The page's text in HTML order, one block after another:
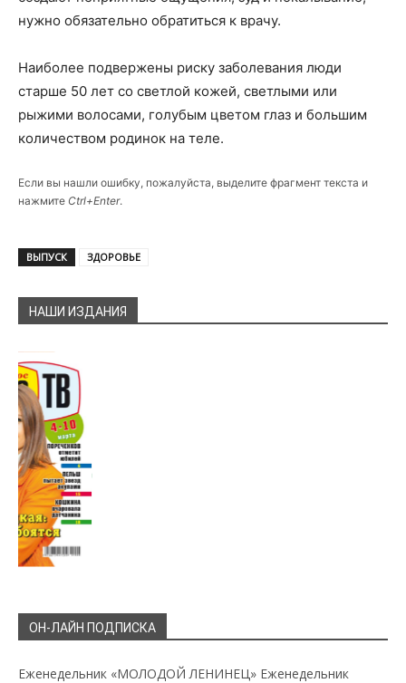
нужно обязательно обратиться к врачу.
Наиболее подвержены риску заболевания люди
старше 50 лет со светлой кожей, светлыми или
рыжими волосами, голубым цветом глаз и большим
количеством родинок на теле.
Если вы нашли ошибку, пожалуйста, выделите фрагмент текста и
нажмите Ctrl+Enter.
ВЫПУСК ЗДОРОВЬЕ
НАШИ ИЗДАНИЯ
ОН-ЛАЙН ПОДПИСКА
Еженедельник «МОЛОДОЙ ЛЕНИНЕЦ» Еженедельник